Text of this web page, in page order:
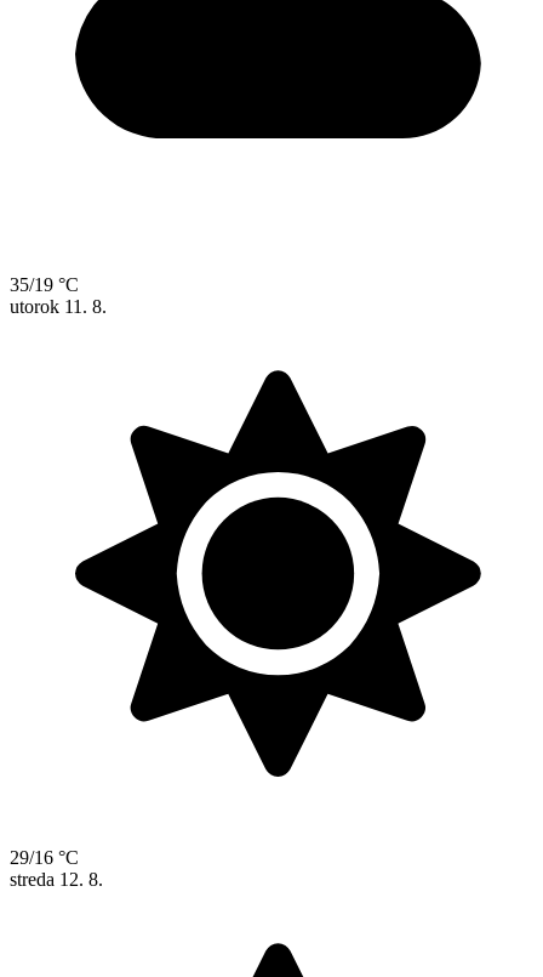
35/19 °C
utorok 11. 8.
29/16 °C
streda 12. 8.